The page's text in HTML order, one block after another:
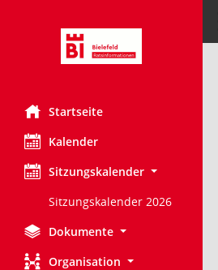
Startseite
Kalender
Sitzungskalender
Sitzungskalender 2026
Dokumente
Organisation